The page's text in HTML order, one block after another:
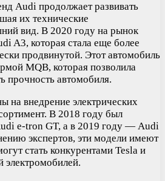
Audi продолжает развивать
их технические
вид. В 2020 году на рынок
A3, которая стала еще более
продвинутой. Этот автомобиль
MQB, которая позволила
прочность автомобиля.
на внедрение электрических
В 2018 году был
e-tron GT, а в 2019 году — Audi
экспертов, эти модели имеют
стать конкурентами Tesla и
электромобилей.